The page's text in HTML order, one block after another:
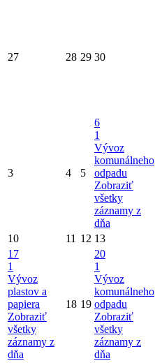
27 28 29 30
3 4 5
6
1
Vývoz
komunálneho
odpadu
Zobraziť
všetky
záznamy z
dňa
10 11 12 13
17
1
Vývoz
plastov a
papiera
Zobraziť
všetky
záznamy z
dňa
18 19
20
1
Vývoz
komunálneho
odpadu
Zobraziť
všetky
záznamy z
dňa